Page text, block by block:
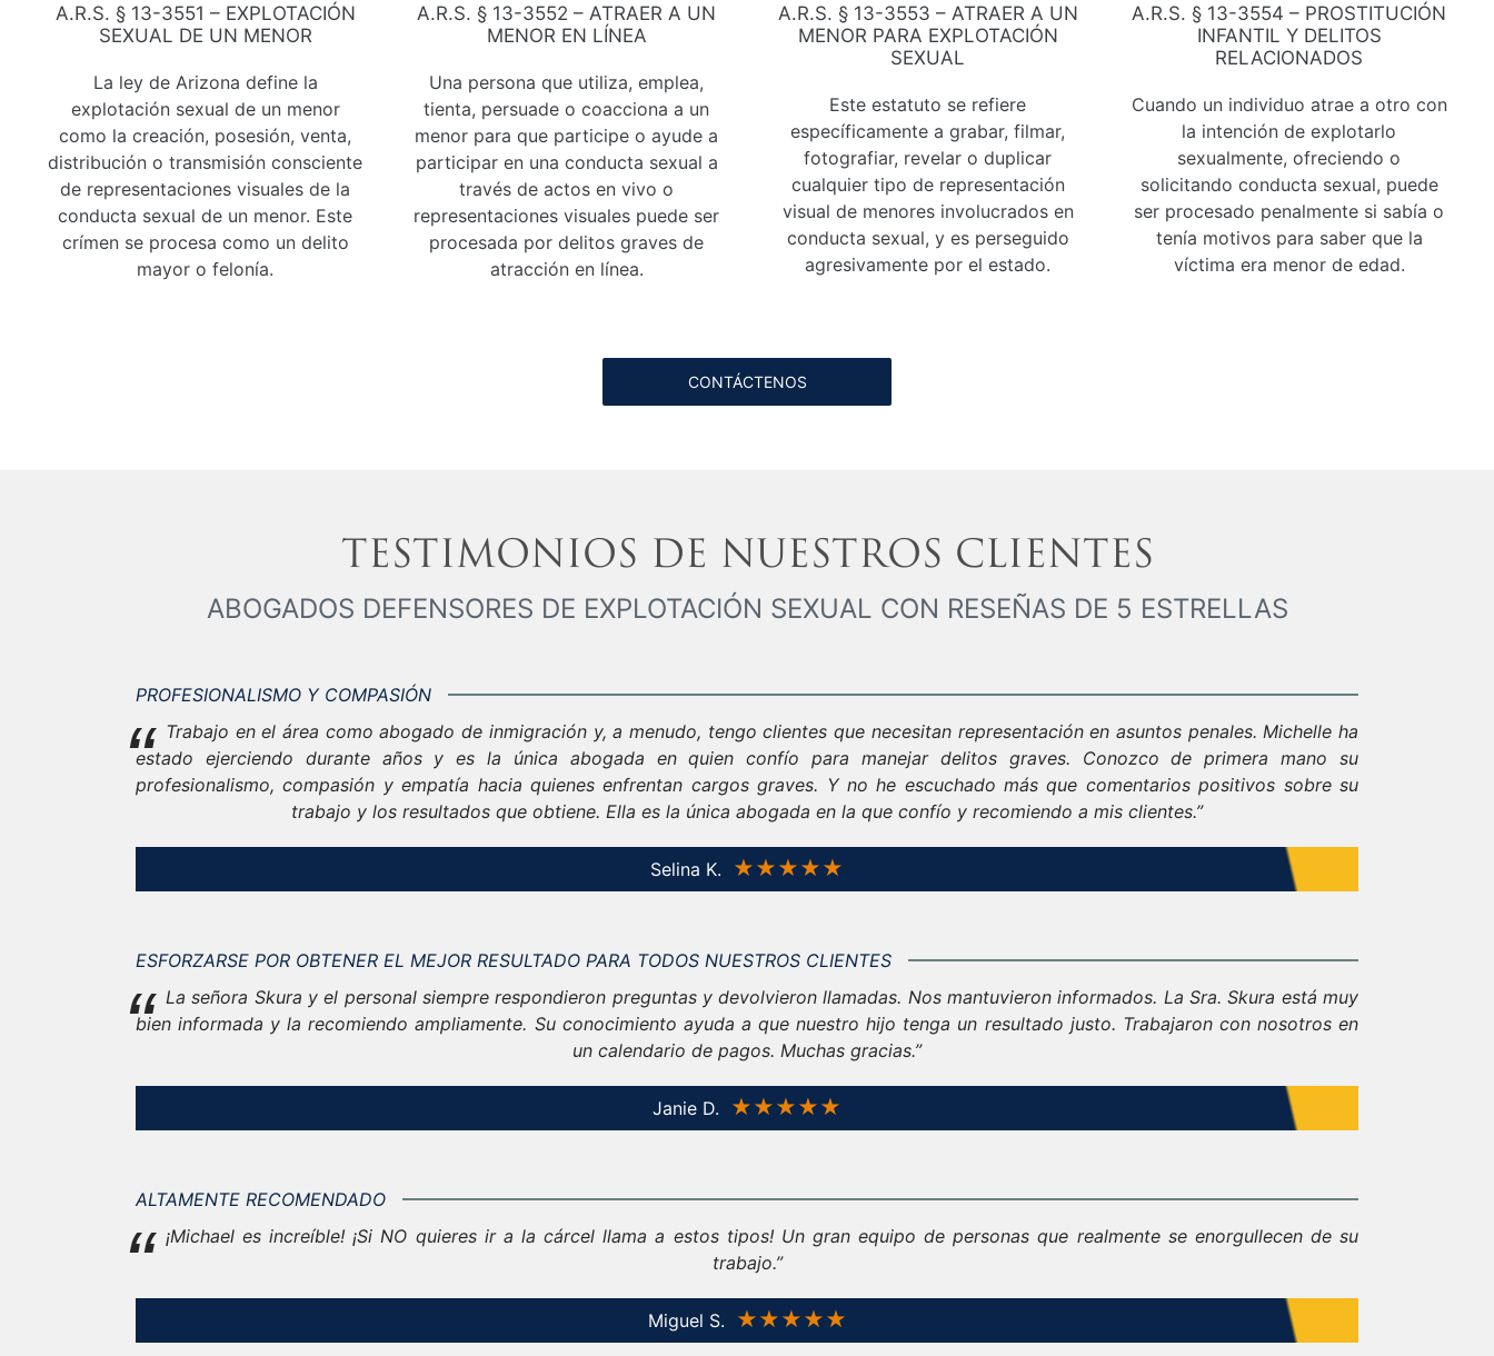
A.R.S. § 13-3551 – EXPLOTACIÓN
SEXUAL DE UN MENOR
La ley de Arizona define la
explotación sexual de un menor
como la creación, posesión, venta,
distribución o transmisión consciente
de representaciones visuales de la
conducta sexual de un menor. Este
crímen se procesa como un delito
mayor o felonía.
A.R.S. § 13-3552 – ATRAER A UN
MENOR EN LÍNEA
Una persona que utiliza, emplea,
tienta, persuade o coacciona a un
menor para que participe o ayude a
participar en una conducta sexual a
través de actos en vivo o
representaciones visuales puede ser
procesada por delitos graves de
atracción en línea.
A.R.S. § 13-3553 – ATRAER A UN
MENOR PARA EXPLOTACIÓN
SEXUAL
Este estatuto se refiere
específicamente a grabar, filmar,
fotografiar, revelar o duplicar
cualquier tipo de representación
visual de menores involucrados en
conducta sexual, y es perseguido
agresivamente por el estado.
A.R.S. § 13-3554 – PROSTITUCIÓN
INFANTIL Y DELITOS
RELACIONADOS
Cuando un individuo atrae a otro con
la intención de explotarlo
sexualmente, ofreciendo o
solicitando conducta sexual, puede
ser procesado penalmente si sabía o
tenía motivos para saber que la
víctima era menor de edad.
CONTÁCTENOS
TESTIMONIOS DE NUESTROS CLIENTES
ABOGADOS DEFENSORES DE EXPLOTACIÓN SEXUAL CON RESEÑAS DE 5 ESTRELLAS
PROFESIONALISMO Y COMPASIÓN
“
Trabajo en el área como abogado de inmigración y, a menudo, tengo clientes que necesitan representación en asuntos penales. Michelle ha
estado ejerciendo durante años y es la única abogada en quien confío para manejar delitos graves. Conozco de primera mano su
profesionalismo, compasión y empatía hacia quienes enfrentan cargos graves. Y no he escuchado más que comentarios positivos sobre su
trabajo y los resultados que obtiene. Ella es la única abogada en la que confío y recomiendo a mis clientes.”
Selina K. ★★★★★
ESFORZARSE POR OBTENER EL MEJOR RESULTADO PARA TODOS NUESTROS CLIENTES
“
La señora Skura y el personal siempre respondieron preguntas y devolvieron llamadas. Nos mantuvieron informados. La Sra. Skura está muy
bien informada y la recomiendo ampliamente. Su conocimiento ayuda a que nuestro hijo tenga un resultado justo. Trabajaron con nosotros en
un calendario de pagos. Muchas gracias.”
Janie D. ★★★★★
ALTAMENTE RECOMENDADO
“
¡Michael es increíble! ¡Si NO quieres ir a la cárcel llama a estos tipos! Un gran equipo de personas que realmente se enorgullecen de su
trabajo.”
Miguel S. ★★★★★